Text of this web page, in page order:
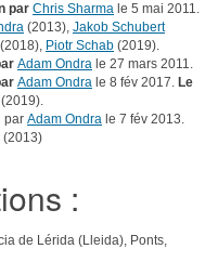
par Chris Sharma le 5 mai 2011.
(2013), Jakob Schubert
(2018), Piotr Schab (2019).
Adam Ondra le 27 mars 2011.
Adam Ondra le 8 fév 2017. Le
(2019).
par Adam Ondra le 7 fév 2013.
(2013)
:
de Lérida (Lleida), Ponts,